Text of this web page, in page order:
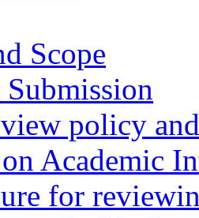
Scope
policy
Academic
for